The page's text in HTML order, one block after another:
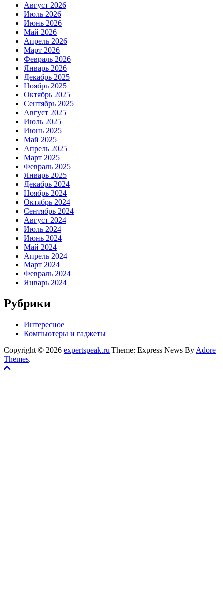
Август 2026
Июль 2026
Июнь 2026
Май 2026
Апрель 2026
Март 2026
Февраль 2026
Январь 2026
Декабрь 2025
Ноябрь 2025
Октябрь 2025
Сентябрь 2025
Август 2025
Июль 2025
Июнь 2025
Май 2025
Апрель 2025
Март 2025
Февраль 2025
Январь 2025
Декабрь 2024
Ноябрь 2024
Октябрь 2024
Сентябрь 2024
Август 2024
Июль 2024
Июнь 2024
Май 2024
Апрель 2024
Март 2024
Февраль 2024
Январь 2024
Рубрики
Интересное
Компьютеры и гаджеты
Copyright © 2026 expertspeak.ru Theme: Express News By Adore
Themes.